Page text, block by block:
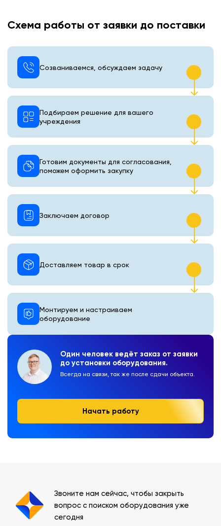
Схема работы от заявки до поставки
Один человек ведёт заказ от заявки
до установки оборудования.
Всегда на связи, так же после сдачи объекта.
Начать работу
Созваниваемся, обсуждаем задачу
Подбираем решение для вашего
учреждения
Готовим документы для согласования,
поможем оформить закупку
Монтируем и настраиваем
оборудование
Доставляем товар в срок
Заключаем договор
Звоните нам сейчас, чтобы закрыть
вопрос с поиском оборудования уже
сегодня